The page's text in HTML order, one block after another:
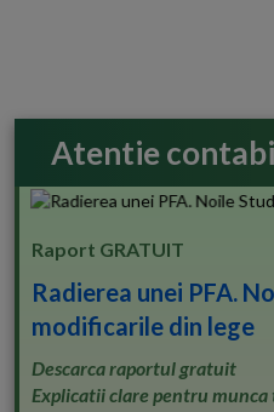
Atentie
Raport GRATUIT
Radierea unei PFA.
modificarile din lege
Descarca raportul gratuit
Explicatii clare pentru munca